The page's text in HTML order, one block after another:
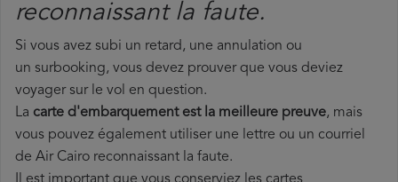
reconnaissant la faute.
Si vous avez subi un retard, une annulation ou
un surbooking, vous devez prouver que vous deviez
voyager sur le vol en question.
La carte d'embarquement est la meilleure preuve, mais
vous pouvez également utiliser une lettre ou un courriel
de Air Cairo reconnaissant la faute.